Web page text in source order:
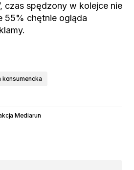
czas spędzony w kolejce nie
55% chętnie ogląda
konsumencka
Mediarun